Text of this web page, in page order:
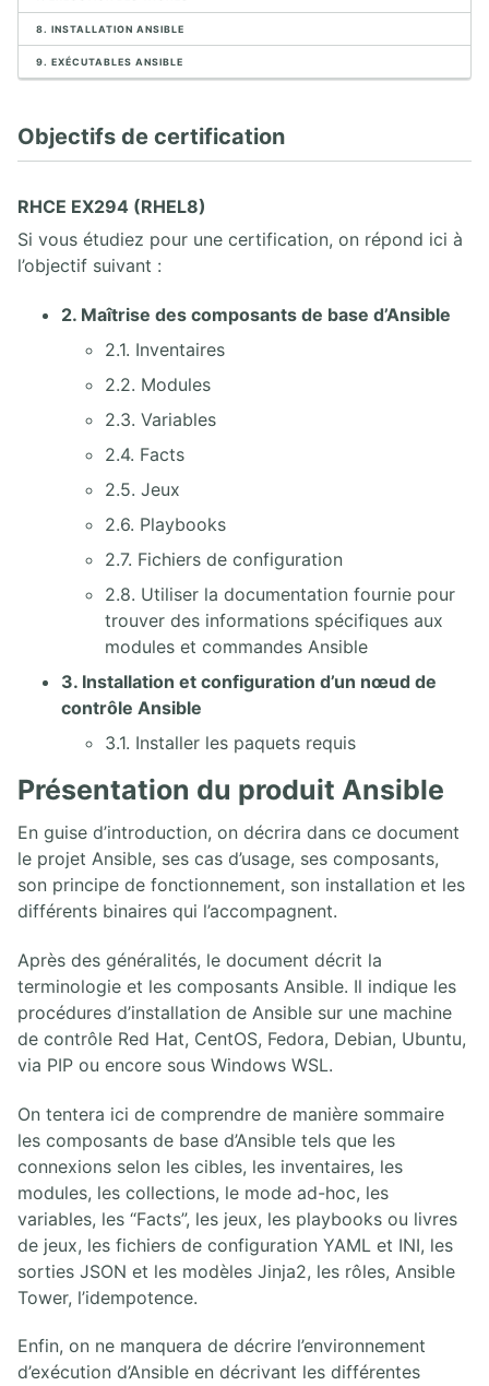
13. Glossaire Ansible
8. INSTALLATION ANSIBLE
9. EXÉCUTABLES ANSIBLE
Objectifs de certification
RHCE EX294 (RHEL8)
Si vous étudiez pour une certification, on répond ici à
l’objectif suivant :
2. Maîtrise des composants de base d’Ansible
2.1. Inventaires
2.2. Modules
2.3. Variables
2.4. Facts
2.5. Jeux
2.6. Playbooks
2.7. Fichiers de configuration
2.8. Utiliser la documentation fournie pour
trouver des informations spécifiques aux
modules et commandes Ansible
3. Installation et configuration d’un nœud de
contrôle Ansible
3.1. Installer les paquets requis
Présentation du produit Ansible
En guise d’introduction, on décrira dans ce document
le projet Ansible, ses cas d’usage, ses composants,
son principe de fonctionnement, son installation et les
différents binaires qui l’accompagnent.
Après des généralités, le document décrit la
terminologie et les composants Ansible. Il indique les
procédures d’installation de Ansible sur une machine
de contrôle Red Hat, CentOS, Fedora, Debian, Ubuntu,
via PIP ou encore sous Windows WSL.
On tentera ici de comprendre de manière sommaire
les composants de base d’Ansible tels que les
connexions selon les cibles, les inventaires, les
modules, les collections, le mode ad-hoc, les
variables, les “Facts”, les jeux, les playbooks ou livres
de jeux, les fichiers de configuration YAML et INI, les
sorties JSON et les modèles Jinja2, les rôles, Ansible
Tower, l’idempotence.
Enfin, on ne manquera de décrire l’environnement
d’exécution d’Ansible en décrivant les différentes